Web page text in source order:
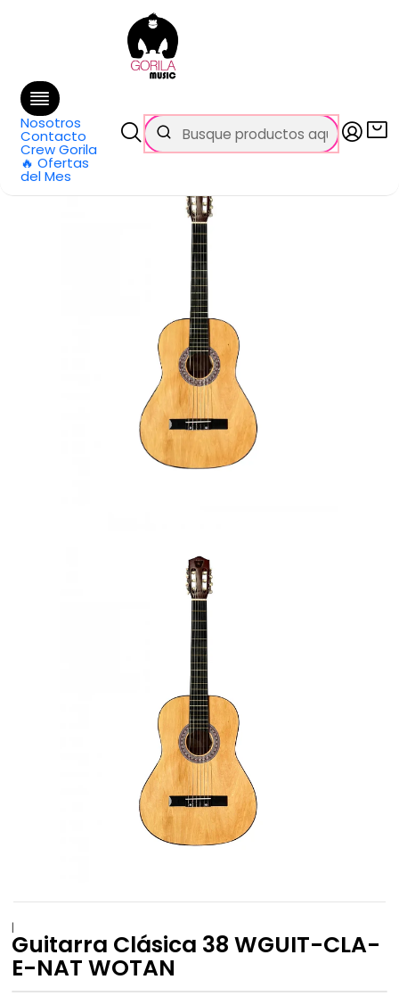
Nosotros
Contacto
Crew Gorila
🔥 Ofertas
del Mes
GRATIS
en Santiago y $99.990 en Regiones
Categorías
Guitarra Clásica 38 WGUIT-CLA-E-NAT WOTAN
|
Guitarra Clásica 38 WGUIT-CLA-
E-NAT WOTAN